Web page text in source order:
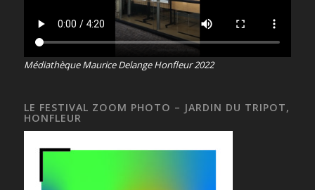
Médiathèque Maurice Delange Honfleur 2022
LE FESTIVAL ZOOM PHOTO – JARDIN DU TRIPOT,
HONFLEUR